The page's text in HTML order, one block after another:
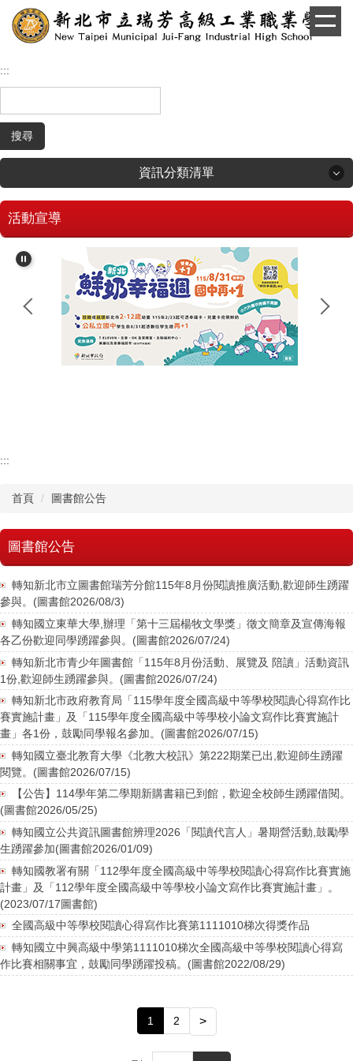
跳
到
內
:::
搜尋
資訊分類清單
回首頁
學生和家長專區
招生專區
其他單位
學校章則
請購系統
檔案下載
活動宣導
:::
首頁 圖書館公告
圖書館公告
轉知新北市立圖書館瑞芳分館115年8月份閱讀推廣活動,歡迎師生踴躍
參與。(圖書館2026/08/3)
轉知國立東華大學,辦理「第十三屆楊牧文學獎」徵文簡章及宣傳海報
各乙份歡迎同學踴躍參與。(圖書館2026/07/24)
轉知新北市青少年圖書館「115年8月份活動、展覽及 陪讀」活動資訊
1份,歡迎師生踴躍參與。(圖書館2026/07/24)
轉知新北市政府教育局「115學年度全國高級中等學校閱讀心得寫作比
賽實施計畫」及「115學年度全國高級中等學校小論文寫作比賽實施計
畫」各1份，鼓勵同學報名參加。(圖書館2026/07/15)
轉知國立臺北教育大學《北教大校訊》第222期業已出,歡迎師生踴躍
閱覽。(圖書館2026/07/15)
【公告】114學年第二學期新購書籍已到館，歡迎全校師生踴躍借閱。
(圖書館2026/05/25)
轉知國立公共資訊圖書館辨理2026「閱讀代言人」暑期營活動,鼓勵學
生踴躍參加(圖書館2026/01/09)
轉知國教署有關「112學年度全國高級中等學校閱讀心得寫作比賽實施
計畫」及「112學年度全國高級中等學校小論文寫作比賽實施計畫」。
(2023/07/17圖書館)
全國高級中等學校閱讀心得寫作比賽第1111010梯次得獎作品
轉知國立中興高級中學第1111010梯次全國高級中等學校閱讀心得寫
作比賽相關事宜，鼓勵同學踴躍投稿。(圖書館2022/08/29)
1 2 >